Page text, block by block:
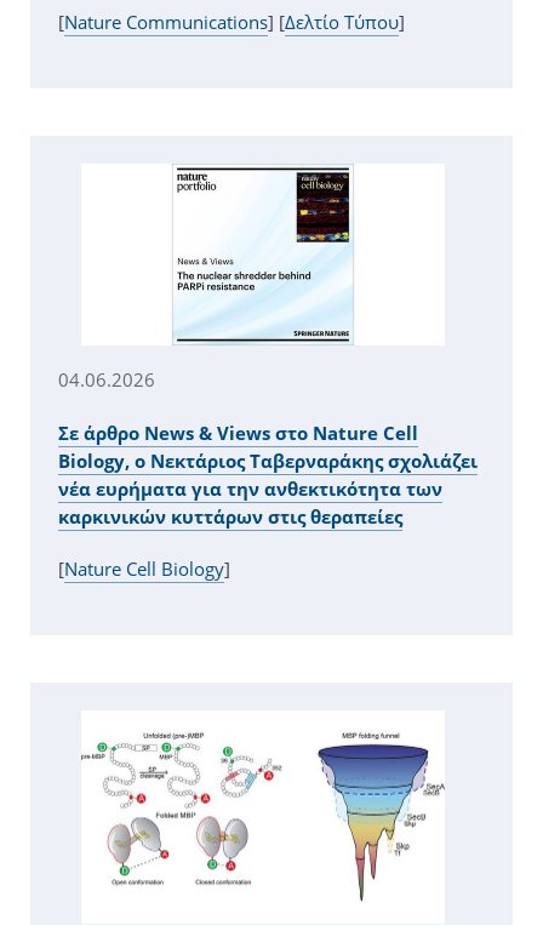
[Nature Communications] [Δελτίο Τύπου]
04.06.2026
Σε άρθρο News & Views στο Nature Cell
Biology, ο Νεκτάριος Ταβερναράκης σχολιάζει
νέα ευρήματα για την ανθεκτικότητα των
καρκινικών κυττάρων στις θεραπείες
[Nature Cell Biology]